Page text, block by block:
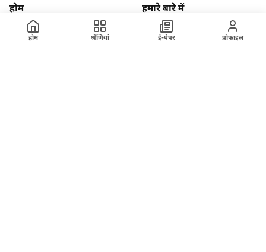
होम
हमारे बारे में
ख़बर
अपराध
होम श्रेणियां ई-पेपर प्रोफ़ाइल